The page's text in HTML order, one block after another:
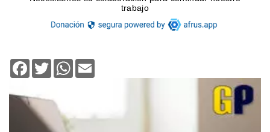
Facebook
TwitterWhatsApp